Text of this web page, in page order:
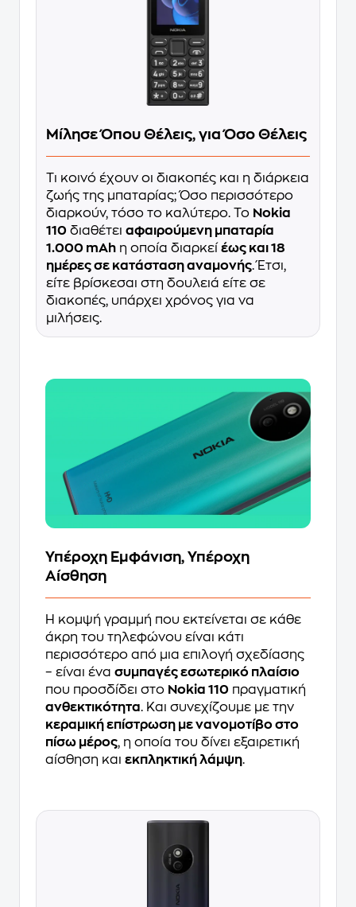
Μίλησε Όπου Θέλεις, για Όσο Θέλεις
Τι κοινό έχουν οι διακοπές και η διάρκεια
ζωής της μπαταρίας; Όσο περισσότερο
διαρκούν, τόσο το καλύτερο. Το Nokia
110 διαθέτει αφαιρούμενη μπαταρία
1.000 mAh η οποία διαρκεί έως και 18
ημέρες σε κατάσταση αναμονής. Έτσι,
είτε βρίσκεσαι στη δουλειά είτε σε
διακοπές, υπάρχει χρόνος για να
μιλήσεις.
Υπέροχη Εμφάνιση, Υπέροχη
Αίσθηση
Η κομψή γραμμή που εκτείνεται σε κάθε
άκρη του τηλεφώνου είναι κάτι
περισσότερο από μια επιλογή σχεδίασης
– είναι ένα συμπαγές εσωτερικό πλαίσιο
που προσδίδει στο Nokia 110 πραγματική
ανθεκτικότητα. Και συνεχίζουμε με την
κεραμική επίστρωση με νανομοτίβο στο
πίσω μέρος, η οποία του δίνει εξαιρετική
αίσθηση και εκπληκτική λάμψη.